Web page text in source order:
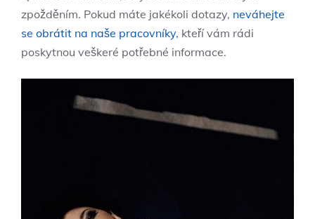
zpožděním. Pokud máte jakékoli dotazy, neváhejte
se obrátit na naše pracovníky, kteří vám rádi
poskytnou veškeré potřebné informace.